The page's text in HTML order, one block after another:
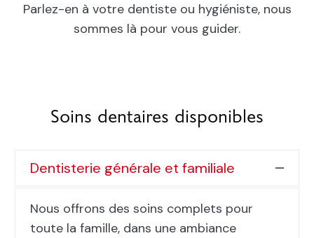
Parlez-en à votre dentiste ou hygiéniste, nous
sommes là pour vous guider.
Soins dentaires disponibles
Dentisterie générale et familiale
Nous offrons des soins complets pour
toute la famille, dans une ambiance